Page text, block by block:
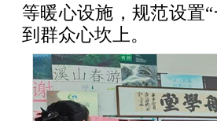
等暖心设施，规范设置
到群众心坎上。